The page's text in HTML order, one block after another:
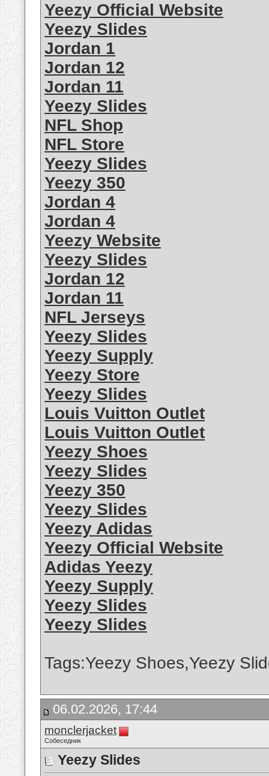
Yeezy Official Website
Yeezy Slides
Jordan 1
Jordan 12
Jordan 11
Yeezy Slides
NFL Shop
NFL Store
Yeezy Slides
Yeezy 350
Jordan 4
Jordan 4
Yeezy Website
Yeezy Slides
Jordan 12
Jordan 11
NFL Jerseys
Yeezy Slides
Yeezy Supply
Yeezy Store
Yeezy Slides
Louis Vuitton Outlet
Louis Vuitton Outlet
Yeezy Shoes
Yeezy Slides
Yeezy 350
Yeezy Slides
Yeezy Adidas
Yeezy Official Website
Adidas Yeezy
Yeezy Supply
Yeezy Slides
Yeezy Slides
Tags:Yeezy Shoes,Yeezy
06.02.2026, 17:44
monclerjacket
Собеседник
Yeezy Slides